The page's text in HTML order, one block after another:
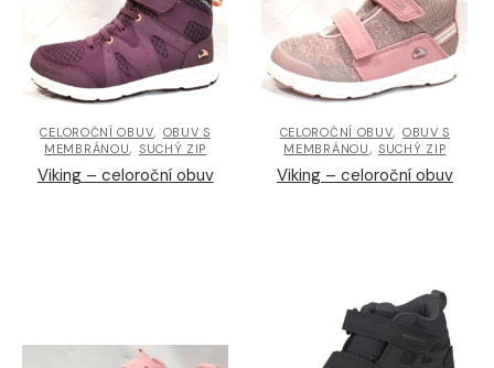
CELOROČNÍ OBUV, OBUV S
MEMBRÁNOU, SUCHÝ ZIP
Viking – celoroční obuv
CELOROČNÍ OBUV, OBUV S
MEMBRÁNOU,SUCHÝ ZIP
Viking – celoroční obuv